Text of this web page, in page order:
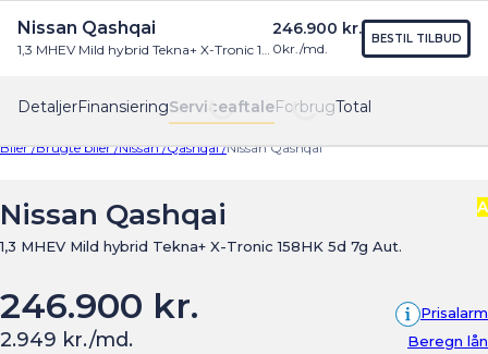
Find os Menu
DetaljerFinansieringServiceaftaleForbrugTotal
Nissan Qashqai
1,3 MHEV Mild hybrid Tekna+ X-Tronic 158HK 5d 7g Aut.
246.900 kr.
0kr./md.
BESTIL TILBUD
Biler /Brugte biler /Nissan /Qashqai /Nissan Qashqai
Nissan Qashqai
1,3 MHEV Mild hybrid Tekna+ X-Tronic 158HK 5d 7g Aut.
A
246.900 kr. Prisalarm
2.949 kr./md. Beregn lån